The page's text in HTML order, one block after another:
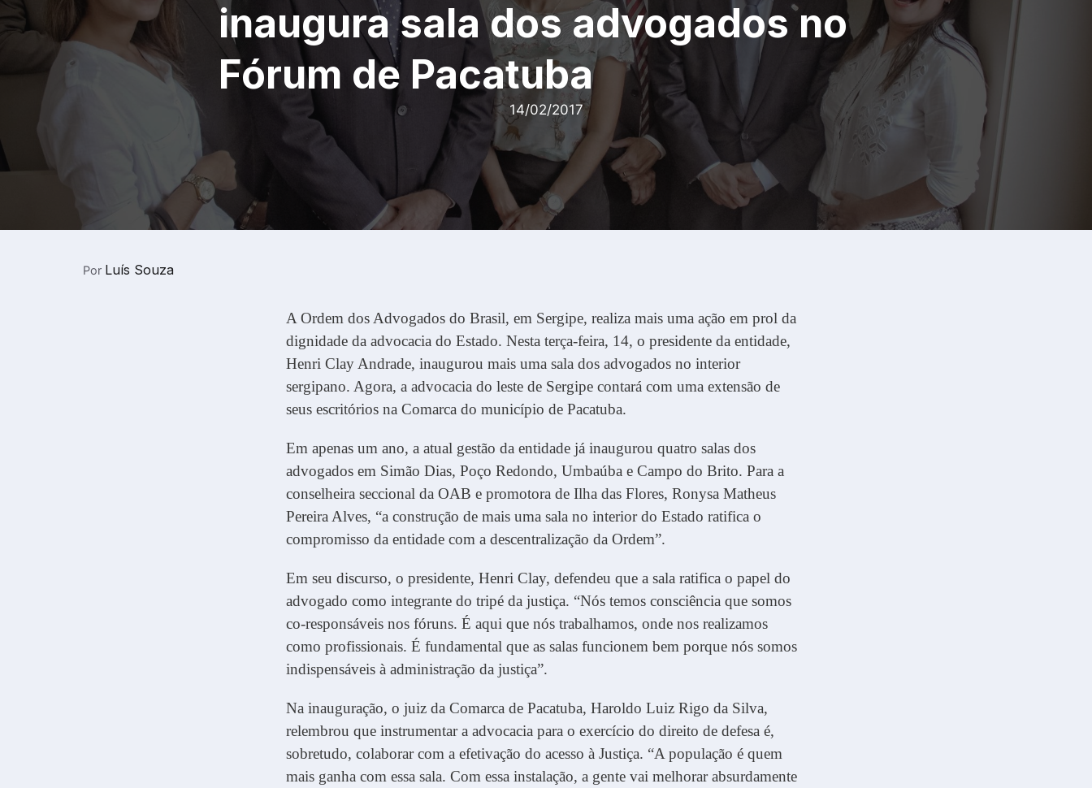
inaugura sala dos advogados no
Fórum de Pacatuba
14/02/2017
Por Luís Souza
A Ordem dos Advogados do Brasil, em Sergipe, realiza mais uma ação em prol da
dignidade da advocacia do Estado. Nesta terça-feira, 14, o presidente da entidade,
Henri Clay Andrade, inaugurou mais uma sala dos advogados no interior
sergipano. Agora, a advocacia do leste de Sergipe contará com uma extensão de
seus escritórios na Comarca do município de Pacatuba.
Em apenas um ano, a atual gestão da entidade já inaugurou quatro salas dos
advogados em Simão Dias, Poço Redondo, Umbaúba e Campo do Brito. Para a
conselheira seccional da OAB e promotora de Ilha das Flores, Ronysa Matheus
Pereira Alves, “a construção de mais uma sala no interior do Estado ratifica o
compromisso da entidade com a descentralização da Ordem”.
Em seu discurso, o presidente, Henri Clay, defendeu que a sala ratifica o papel do
advogado como integrante do tripé da justiça. “Nós temos consciência que somos
co-responsáveis nos fóruns. É aqui que nós trabalhamos, onde nos realizamos
como profissionais. É fundamental que as salas funcionem bem porque nós somos
indispensáveis à administração da justiça”.
Na inauguração, o juiz da Comarca de Pacatuba, Haroldo Luiz Rigo da Silva,
relembrou que instrumentar a advocacia para o exercício do direito de defesa é,
sobretudo, colaborar com a efetivação do acesso à Justiça. “A população é quem
mais ganha com essa sala. Com essa instalação, a gente vai melhorar absurdamente